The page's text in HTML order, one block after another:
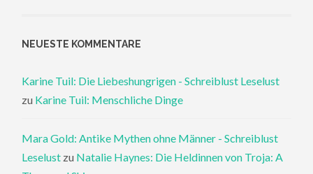
NEUESTE KOMMENTARE
Karine Tuil: Die Liebeshungrigen - Schreiblust Leselust
zu Karine Tuil: Menschliche Dinge
Mara Gold: Antike Mythen ohne Männer - Schreiblust
Leselust zu Natalie Haynes: Die Heldinnen von Troja: A